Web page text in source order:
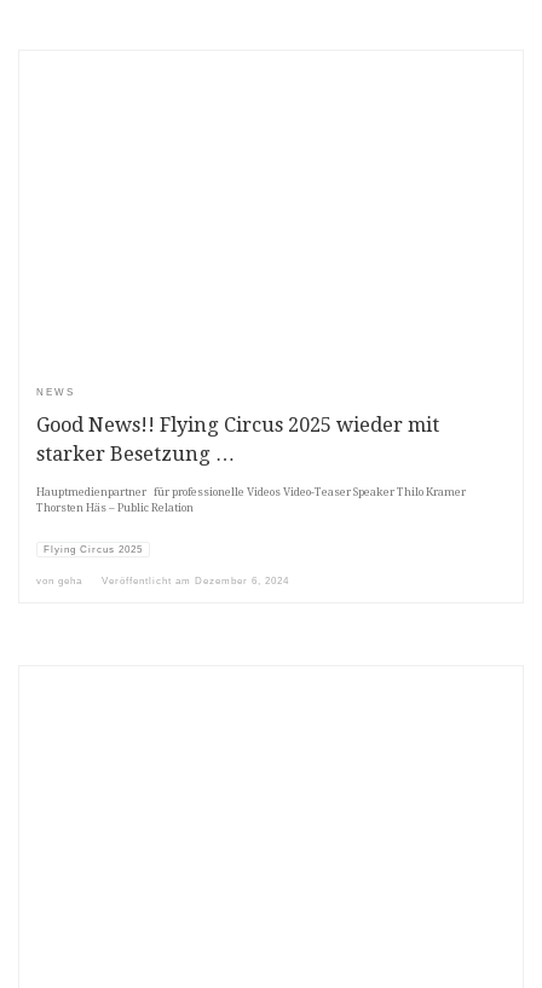
NEWS
Good News!! Flying Circus 2025 wieder mit
starker Besetzung …
Hauptmedienpartner für professionelle Videos Video-Teaser Speaker Thilo Kramer
Thorsten Häs – Public Relation
Flying Circus 2025
von geha Veröffentlicht am Dezember 6, 2024